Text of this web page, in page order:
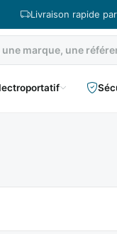
Livraison rapide